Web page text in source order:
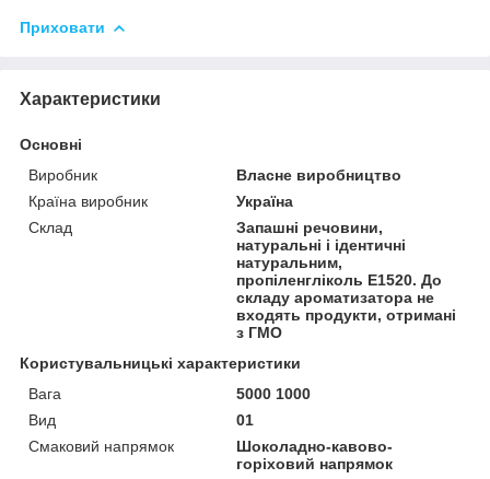
Приховати
Характеристики
Основні
Виробник
Власне виробництво
Країна виробник
Україна
Склад
Запашні речовини,
натуральні і ідентичні
натуральним,
пропіленгліколь Е1520. До
складу ароматизатора не
входять продукти, отримані
з ГМО
Користувальницькі характеристики
Вага
5000 1000
Вид
01
Смаковий напрямок
Шоколадно-кавово-
горіховий напрямок